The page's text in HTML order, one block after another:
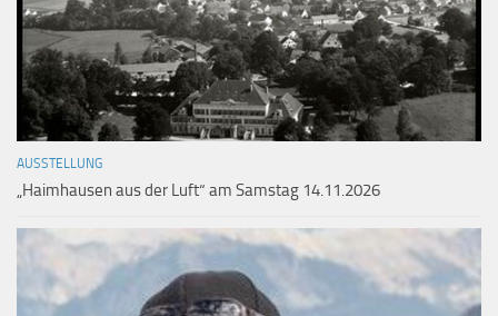
AUSSTELLUNG
„Haimhausen aus der Luft“ am Samstag 14.11.2026